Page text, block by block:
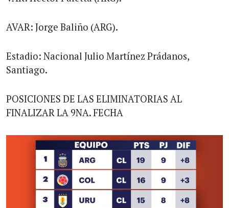
AVAR: Jorge Baliño (ARG).
Estadio: Nacional Julio Martínez Prádanos,
Santiago.
POSICIONES DE LAS ELIMINATORIAS AL
FINALIZAR LA 9NA. FECHA